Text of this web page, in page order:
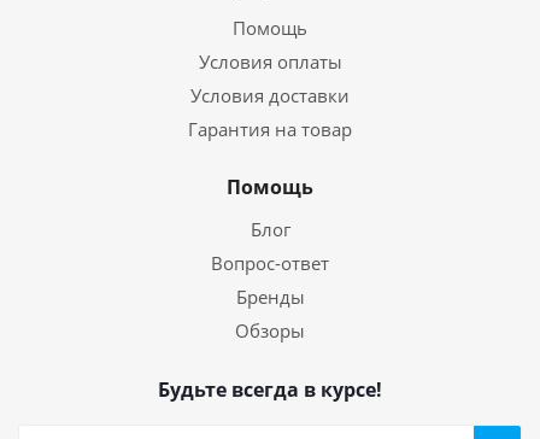
Помощь
Условия оплаты
Условия доставки
Гарантия на товар
Помощь
Блог
Вопрос-ответ
Бренды
Обзоры
Будьте всегда в курсе!